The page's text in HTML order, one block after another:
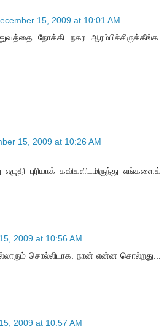
15, 2009 at 10:01 AM
நோக்கி நகர ஆரம்பிச்சிருக்கீங்க.
15, 2009 at 10:26 AM
புரியாக் க‌விக‌ளிட‌மிருந்து எங்க‌ளைக்
2009 at 10:56 AM
சொல்லிடாக. நான் என்ன சொல்றது...
2009 at 10:57 AM